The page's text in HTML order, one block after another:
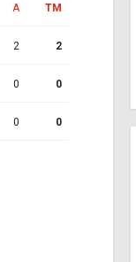
A TM
2 2
0 0
0 0